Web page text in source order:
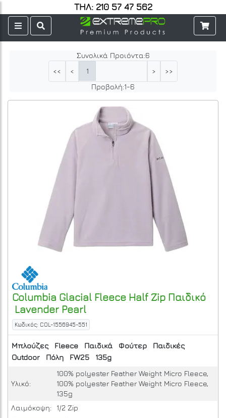
ΤΗΛ: 210 57 47 562
Συνολικά Προιόντα:6
<<
< 1 >
>>
Προβολή:1-6
Columbia Glacial Fleece Half Zip Παιδικό
Lavender Pearl
Κωδικός: COL-1556945-551
Μπλούζες Fleece Παιδικά Φούτερ
Παιδικές
Outdoor
Πόλη FW25 135g
Υλικό:
100% polyester Feather Weight Micro Fleece,
100% polyester Feather Weight Micro Fleece,
135g
Λαιμόκοψη:
1/2 Zip